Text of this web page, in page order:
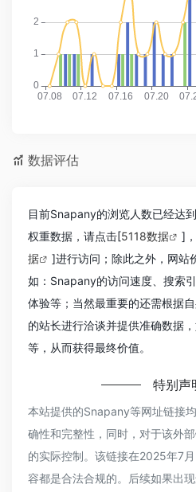
数据评估
目前Snapany的浏览人数已经达
权重数据，请点击[5118数据 ]
据
]进行访问；除此之外，网站
如：Snapany的访问速度、搜索
体验等；当然最重要的还需根据
的站长进行洽谈并提供准确数据
等，从而获得最终价值。
特别声
本站提供的Snapany等网址链接
确性和完整性，同时，对于该外
的实际控制。该链接在2025年7
容都是合法合规的。后续如果出